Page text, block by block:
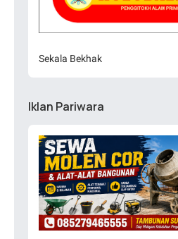
Sekala Bekhak
Iklan Pariwara